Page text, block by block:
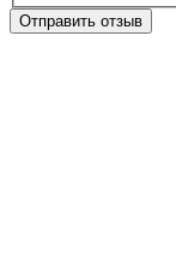
Отправить отзыв